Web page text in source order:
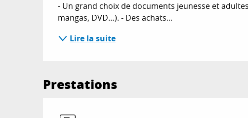
- Un grand choix de documents jeunesse et
mangas, DVD…). - Des achats...
Lire la suite
Prestations